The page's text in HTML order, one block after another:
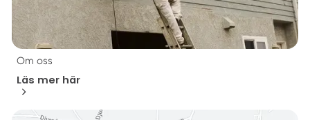
Om oss
Läs mer här